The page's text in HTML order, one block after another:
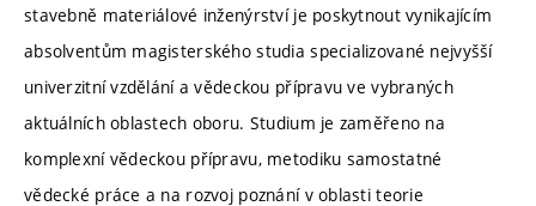
stavebně materiálové inženýrství je poskytnout vynikajícím
absolventům magisterského studia specializované nejvyšší
univerzitní vzdělání a vědeckou přípravu ve vybraných
aktuálních oblastech oboru. Studium je zaměřeno na
komplexní vědeckou přípravu, metodiku samostatné
vědecké práce a na rozvoj poznání v oblasti teorie